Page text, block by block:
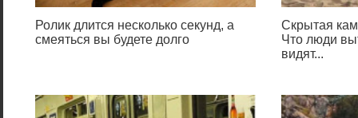
Ролик длится несколько секунд, а
смеяться вы будете долго
Скрытая
Что люди
видят...